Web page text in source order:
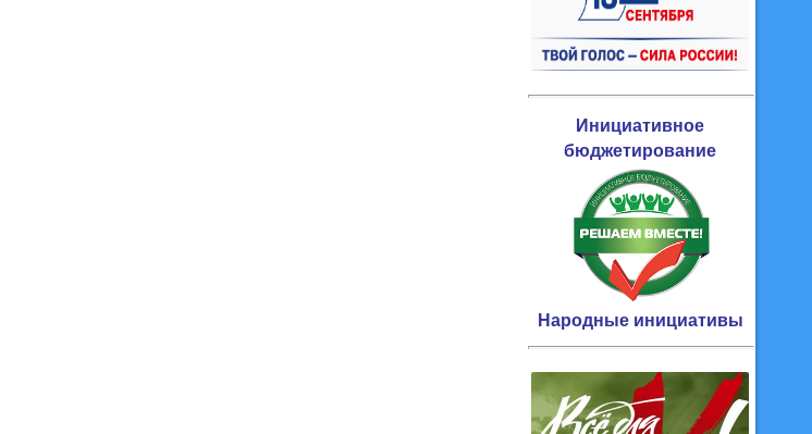
Инициативное
бюджетирование
Народные инициативы